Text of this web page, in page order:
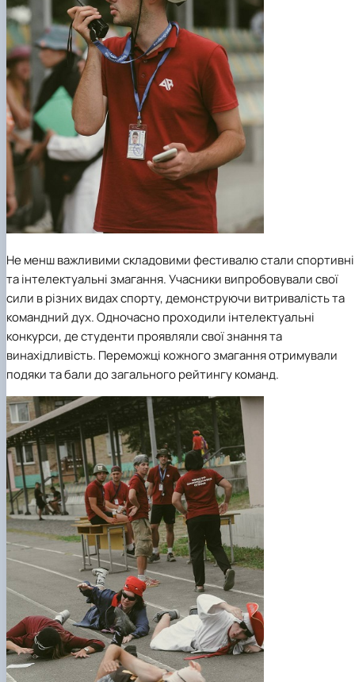
Не менш важливими складовими фестивалю стали спортивні
та інтелектуальні змагання. Учасники випробовували свої
сили в різних видах спорту, демонструючи витривалість та
командний дух. Одночасно проходили інтелектуальні
конкурси, де студенти проявляли свої знання та
винахідливість. Переможці кожного змагання отримували
подяки та бали до загального рейтингу команд.